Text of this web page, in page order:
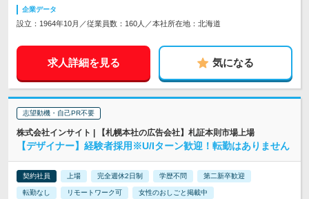
企業データ
設立：1964年10月／従業員数：160人／本社所在地：北海道
求人詳細を見る 気になる
志望動機・自己PR不要
株式会社インサイト | 【札幌本社の広告会社】札証本則市場上場
【デザイナー】経験者採用※U/Iターン歓迎！転勤はありません
契約社員 上場 完全週休2日制 学歴不問 第二新卒歓迎
転勤なし リモートワーク可 女性のおしごと掲載中